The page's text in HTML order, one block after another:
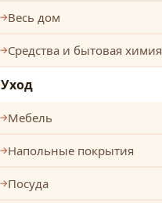
Весь дом
Средства и бытовая химия
Уход
Мебель
Напольные покрытия
Посуда